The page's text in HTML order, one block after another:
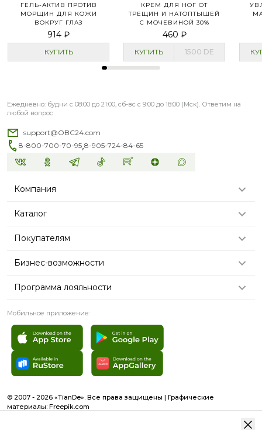
ГЕЛЬ-АКТИВ ПРОТИВ
МОРЩИН ДЛЯ КОЖИ
ВОКРУГ ГЛАЗ
914 ₽
КУПИТЬ
КРЕМ ДЛЯ НОГ ОТ
ТРЕЩИН И НАТОПТЫШЕЙ
С МОЧЕВИНОЙ 30%
460 ₽
КУПИТЬ 1500 DE
Ежедневно: будни с 08:00 до 21:00, сб-вс с 9:00 до 18:00 (Мск). Ответим на
любой вопрос
support@OBC24.com
8-800-700-70-95,8-905-724-84-65
Компания
Каталог
Покупателям
Бизнес-возможности
Программа лояльности
Мобильное приложение:
© 2007 - 2026 «TianDe». Все права защищены | Графические
материалы: Freepik.com